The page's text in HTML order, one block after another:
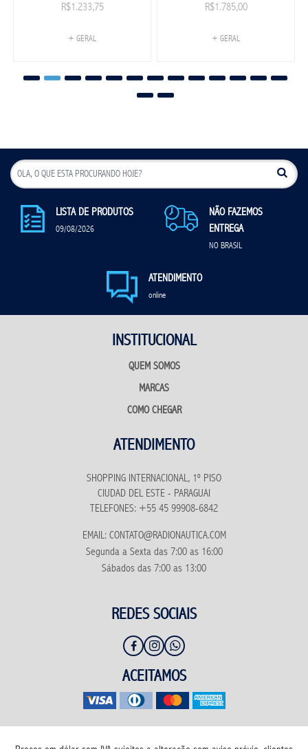
R$1.233,75
+ GERAL
R$1.785,00
+ GERAL
LISTA DE PRODUTOS
09/08/2026
NÃO FAZEMOS
ENTREGA
NO BRASIL
ATENDIMENTO
online
INSTITUCIONAL
QUEM SOMOS
MARCAS
COMO CHEGAR
ATENDIMENTO
SHOPPING INTERNACIONAL, 1º PISO
CIUDAD DEL ESTE - PARAGUAI
TELEFONES: +55 45 99908-6842
EMAIL: CONTATO@RADIONAUTICA.COM
Segunda a Sexta das 7:00 as 16:00
Sábados das 7:00 as 13:00
REDES SOCIAIS
ACEITAMOS